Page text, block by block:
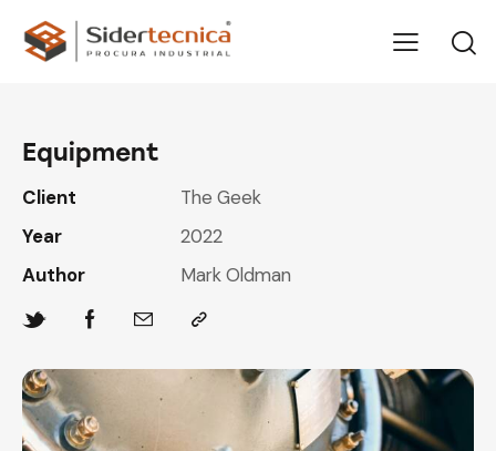
Equipment
Client
The Geek
Year
2022
Author
Mark Oldman